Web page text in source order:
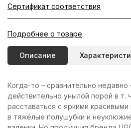
Сертификат соответствия
Подробнее о товаре
Описание
Когда-то – сравнительно недавно
действительно унылой порой в т.
расставаться с яркими
в тяжёлые полушубки и